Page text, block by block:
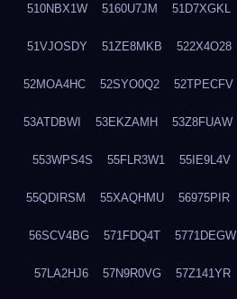
510NBX1W 5160U7JM 51D7XGKL
51VJOSDY 51ZE8MKB 522X4O28
52MOA4HC 52SYO0Q2 52TPECFV
53ATDBWI 53EKZAMH 53Z8FUAW
553WPS4S 55FLR3W1 55IE9L4V
55QDIRSM 55XAQHMU 56975PIR
56SCV4BG 571FDQ4T 5771DEGW
57LA2HJ6 57N9R0VG 57Z141YR